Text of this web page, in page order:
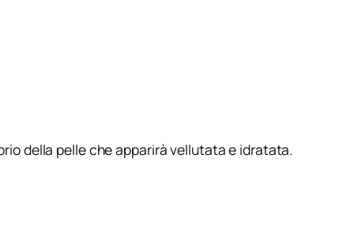
della pelle che apparirà vellutata e idratata.